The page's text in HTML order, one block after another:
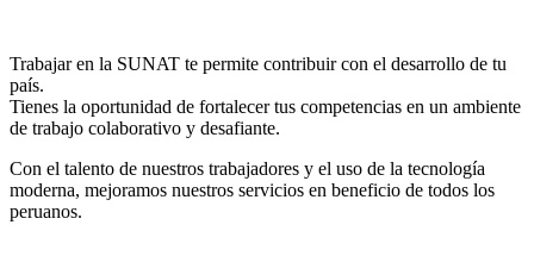
Trabajar en la SUNAT te permite contribuir con el desarrollo de tu
país.
Tienes la oportunidad de fortalecer tus competencias en un ambiente
de trabajo colaborativo y desafiante.
Con el talento de nuestros trabajadores y el uso de la tecnología
moderna, mejoramos nuestros servicios en beneficio de todos los
peruanos.